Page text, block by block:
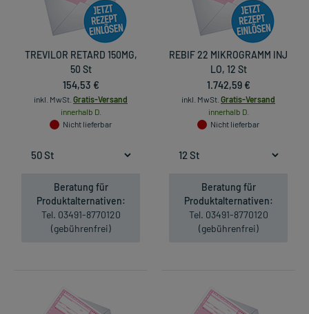
TREVILOR RETARD 150MG,
50 St
154,53 €
inkl. MwSt. Gratis-Versand
innerhalb D.
Nicht lieferbar
Beratung für
Produktalternativen:
Tel. 03491-8770120
(gebührenfrei)
REBIF 22 MIKROGRAMM INJ
LO, 12 St
1.742,59 €
inkl. MwSt. Gratis-Versand
innerhalb D.
Nicht lieferbar
Beratung für
Produktalternativen:
Tel. 03491-8770120
(gebührenfrei)